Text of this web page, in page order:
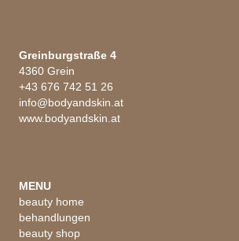
Greinburgstraße 4
4360 Grein
+43 676 742 51 26
info@bodyandskin.at
www.bodyandskin.at
MENU
beauty home
behandlungen
beauty shop